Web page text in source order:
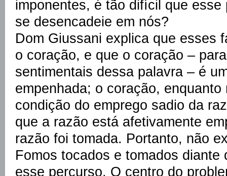
imponentes, é tão difícil que
se desencadeie em nós?
Dom Giussani explica que esses
o coração, e que o coração –
sentimentais dessa palavra – é
empenhada; o coração,
condição do emprego sadio da
que a razão está afetivamente
razão foi tomada. Portanto, não
Fomos tocados e tomados diante
esse percurso. O centro do